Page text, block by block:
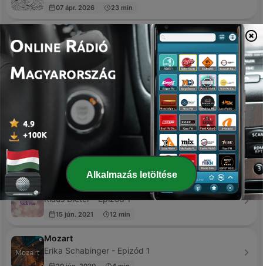
07 ápr. 2026 23 min
99% Invisible
Roman Mars - Epizód 815
Binaural Gigs
Binaural Gigs - Epizód 5
25 nov. 2025
Dr.@
23 dec. 2023
Michael Jackson
Klaus Dieter - Epizód 1
15 jún. 2021 12 min
Mozart
Erika Schabinger - Epizód 1
Alkalmazás letöltése